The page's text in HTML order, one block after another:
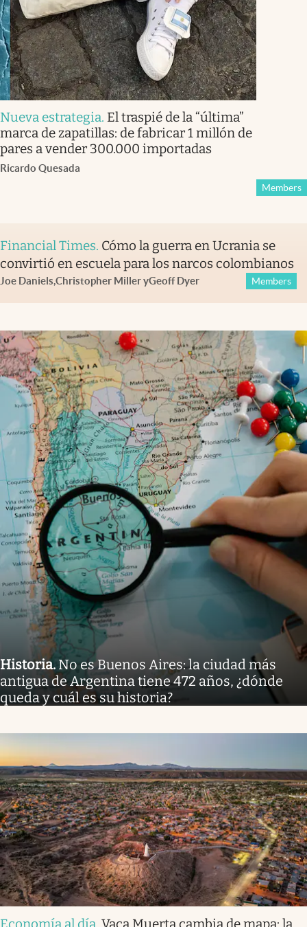
Nueva estrategia. El traspié de la “última”
marca de zapatillas: de fabricar 1 millón de
pares a vender 300.000 importadas
Ricardo Quesada
Members
Financial Times. Cómo la guerra en Ucrania se
convirtió en escuela para los narcos colombianos
Joe Daniels,Christopher MilleryGeoff Dyer Members
Historia. No es Buenos Aires: la ciudad más
antigua de Argentina tiene 472 años, ¿dónde
queda y cuál es su historia?